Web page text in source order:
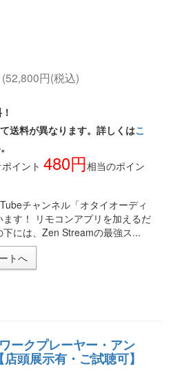
円(税込)
送料が異なります。詳しくはこ
イント 480円相当のポイン
チャンネル「オタイオーディ
す！ リモコンアプリを加えるだ
には、Zen Streamの最強ス...
ークプレーヤー・アン
頭展示有・ご試聴可】